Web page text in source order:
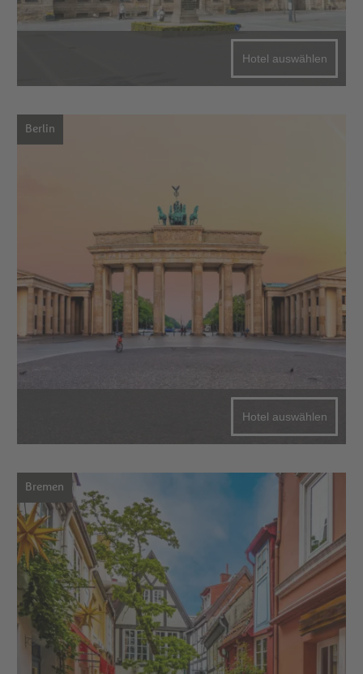
Hotel auswählen
Berlin
Hotel auswählen
Bremen